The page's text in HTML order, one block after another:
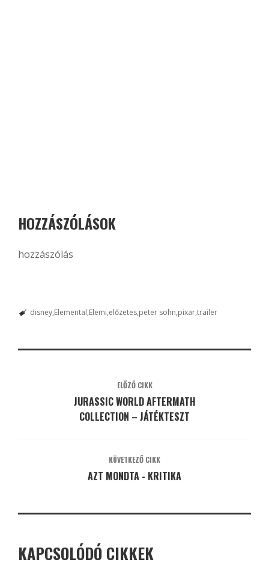
HOZZÁSZÓLÁSOK
hozzászólás
disney Elemental Elemi előzetes peter sohn pixartrailer
ELŐZŐ CIKK
JURASSIC WORLD AFTERMATH
COLLECTION – JÁTÉKTESZT
KÖVETKEZŐ CIKK
AZT MONDTA - KRITIKA
KAPCSOLÓDÓ CIKKEK